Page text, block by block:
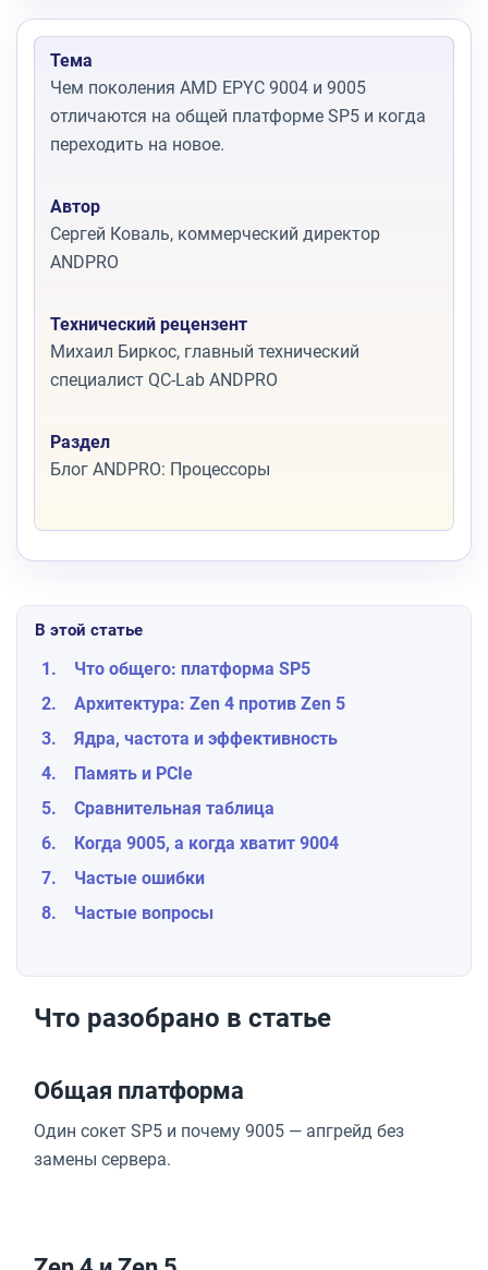
Тема
Чем поколения AMD EPYC 9004 и 9005
отличаются на общей платформе SP5 и когда
переходить на новое.
Автор
Сергей Коваль, коммерческий директор
ANDPRO
Технический рецензент
Михаил Биркос, главный технический
специалист QC-Lab ANDPRO
Раздел
Блог ANDPRO: Процессоры
В этой статье
Что общего: платформа SP5
Архитектура: Zen 4 против Zen 5
Ядра, частота и эффективность
Память и PCIe
Сравнительная таблица
Когда 9005, а когда хватит 9004
Частые ошибки
Частые вопросы
Что разобрано в статье
Общая платформа
Один сокет SP5 и почему 9005 — апгрейд без
замены сервера.